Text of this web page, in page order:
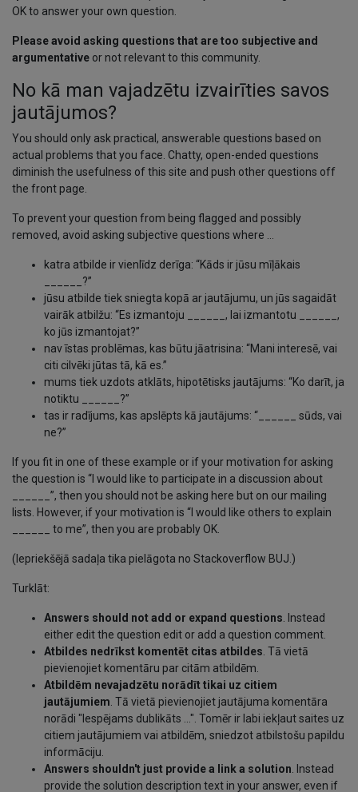
OK to answer your own question.
Please avoid asking questions that are too subjective and
argumentative or not relevant to this community.
No kā man vajadzētu izvairīties savos
jautājumos?
You should only ask practical, answerable questions based on
actual problems that you face. Chatty, open-ended questions
diminish the usefulness of this site and push other questions off
the front page.
To prevent your question from being flagged and possibly
removed, avoid asking subjective questions where …
katra atbilde ir vienlīdz derīga: “Kāds ir jūsu mīļākais
______?”
jūsu atbilde tiek sniegta kopā ar jautājumu, un jūs sagaidāt
vairāk atbilžu: “Es izmantoju ______, lai izmantotu ______,
ko jūs izmantojat?”
nav īstas problēmas, kas būtu jāatrisina: “Mani interesē, vai
citi cilvēki jūtas tā, kā es.”
mums tiek uzdots atklāts, hipotētisks jautājums: “Ko darīt, ja
notiktu ______?”
tas ir radījums, kas apslēpts kā jautājums: “______ sūds, vai
ne?”
If you fit in one of these example or if your motivation for asking
the question is “I would like to participate in a discussion about
______”, then you should not be asking here but on our mailing
lists. However, if your motivation is “I would like others to explain
______ to me”, then you are probably OK.
(Iepriekšējā sadaļa tika pielāgota no Stackoverflow BUJ.)
Turklāt:
Answers should not add or expand questions . Instead
either edit the question edit or add a question comment.
Atbildes nedrīkst komentēt citas atbildes . Tā vietā
pievienojiet komentāru par citām atbildēm.
Atbildēm nevajadzētu norādīt tikai uz citiem
jautājumiem . Tā vietā pievienojiet jautājuma komentāra
norādi "Iespējams dublikāts ...". Tomēr ir labi iekļaut saites uz
citiem jautājumiem vai atbildēm, sniedzot atbilstošu papildu
informāciju.
Answers shouldn't just provide a link a solution . Instead
provide the solution description text in your answer, even if